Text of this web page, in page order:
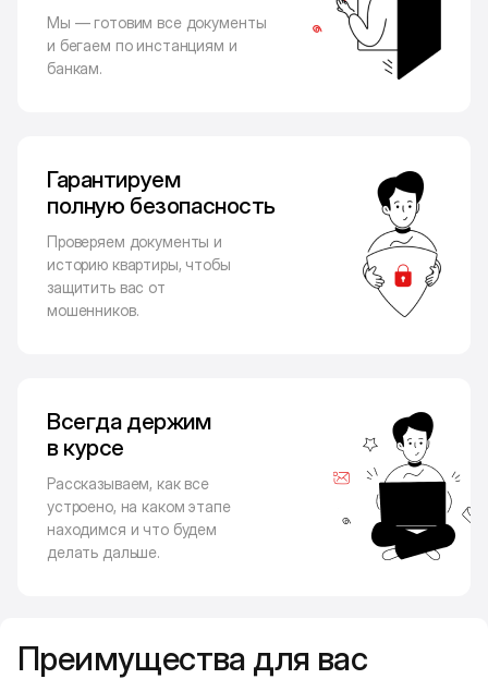
Мы — готовим все документы
и бегаем по инстанциям и
банкам.
Гарантируем
полную безопасность
Проверяем документы и
историю квартиры, чтобы
защитить вас от
мошенников.
Всегда держим
в курсе
Рассказываем, как все
устроено, на каком этапе
находимся и что будем
делать дальше.
Преимущества для вас